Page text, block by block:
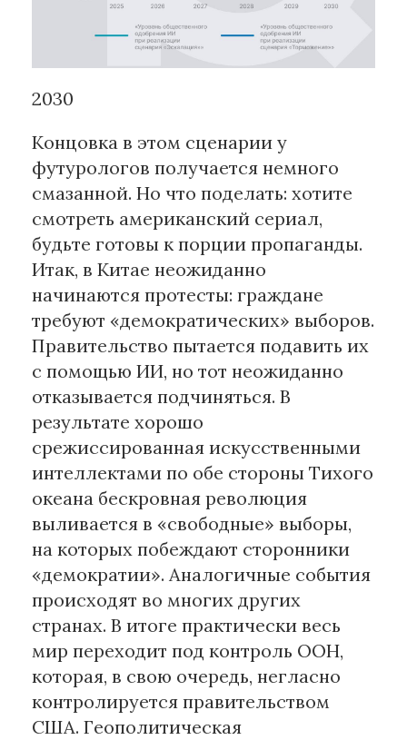
2030
Концовка в этом сценарии у
футурологов получается немного
смазанной. Но что поделать: хотите
смотреть американский сериал,
будьте готовы к порции пропаганды.
Итак, в Китае неожиданно
начинаются протесты: граждане
требуют «демократических» выборов.
Правительство пытается подавить их
с помощью ИИ, но тот неожиданно
отказывается подчиняться. В
результате хорошо
срежиссированная искусственными
интеллектами по обе стороны Тихого
океана бескровная революция
выливается в «свободные» выборы,
на которых побеждают сторонники
«демократии». Аналогичные события
происходят во многих других
странах. В итоге практически весь
мир переходит под контроль ООН,
которая, в свою очередь, негласно
контролируется правительством
США. Геополитическая